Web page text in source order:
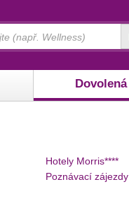
Dovolená
Hotely Morris****
Poznávací zájezdy